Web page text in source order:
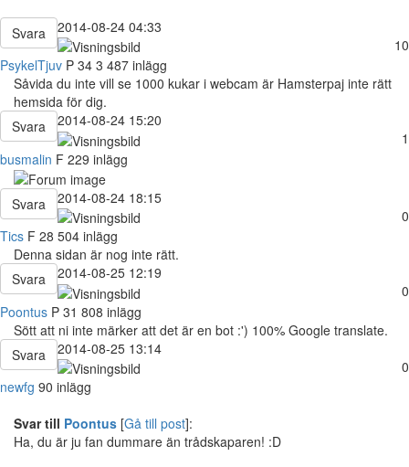
Svara
2014-08-24 04:33
10
PsykelTjuv P 34 3 487 inlägg
Såvida du inte vill se 1000 kukar i webcam är Hamsterpaj inte rätt
hemsida för dig.
Svara
2014-08-24 15:20
1
busmalin F 229 inlägg
Svara
2014-08-24 18:15
0
Tics F 28 504 inlägg
Denna sidan är nog inte rätt.
Svara
2014-08-25 12:19
0
Poontus P 31 808 inlägg
Sött att ni inte märker att det är en bot :') 100% Google translate.
Svara
2014-08-25 13:14
0
newfg 90 inlägg
Svar till Poontus [Gå till post]:
Ha, du är ju fan dummare än trådskaparen! :D